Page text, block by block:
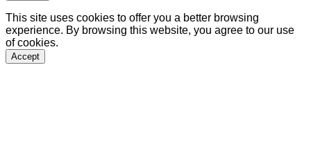
This site uses cookies to offer you a better browsing
experience. By browsing this website, you agree to our use
of cookies.
Accept